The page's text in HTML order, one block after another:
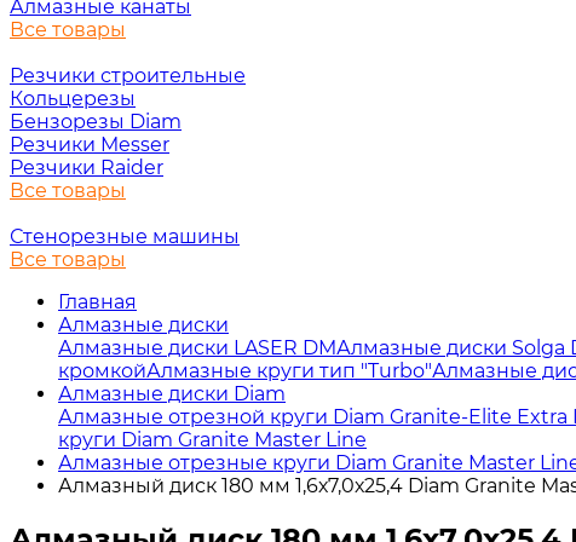
Алмазные канаты
Все товары
Резчики строительные
Кольцерезы
Бензорезы Diam
Резчики Messer
Резчики Raider
Все товары
Стенорезные машины
Все товары
Главная
Алмазные диски
Алмазные диски LASER DMАлмазные диски Solga
кромкойАлмазные круги тип "Turbo"Алмазные
Алмазные диски Diam
Алмазные отрезной круги Diam Granite-Elite Extra
круги Diam Granite Master Line
Алмазные отрезные круги Diam Granite Master
Алмазный диск 180 мм 1,6х7,0х25,4 Diam Granite